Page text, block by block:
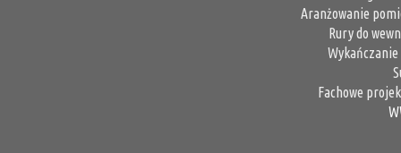
Aranżowanie
Rury do
Fachowe